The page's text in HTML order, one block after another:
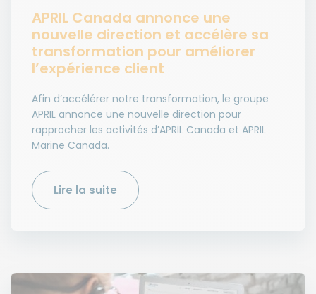
APRIL Canada annonce une
nouvelle direction et accélère sa
transformation pour améliorer
l’expérience client
Afin d’accélérer notre transformation, le groupe
APRIL annonce une nouvelle direction pour
rapprocher les activités d’APRIL Canada et APRIL
Marine Canada.
Lire la suite